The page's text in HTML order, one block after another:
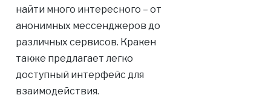
найти много интересного – от
анонимных мессенджеров до
различных сервисов. Кракен
также предлагает легко
доступный интерфейс для
взаимодействия.